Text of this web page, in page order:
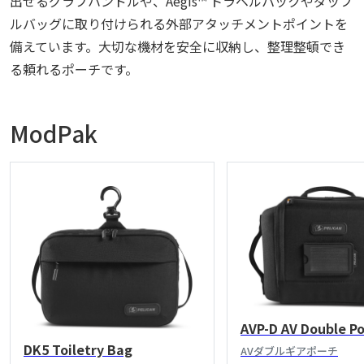
ルバッグに取り付けられる外部アタッチメントポイントを
備えています。大切な機材を安全に収納し、整理整頓でき
る頼れるポーチです。
ModPak
DK5 Toiletry Bag
AVP-D AV Double
AVダブルギアポーチ